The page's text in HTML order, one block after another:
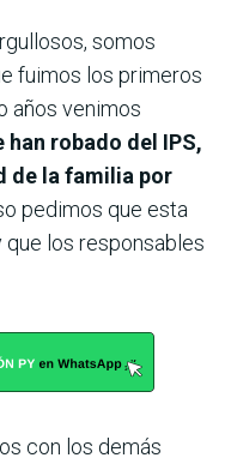
somos
fuimos los primeros
años venimos
han robado del IPS,
de la familia por
pedimos que esta
que los responsables
con los demás